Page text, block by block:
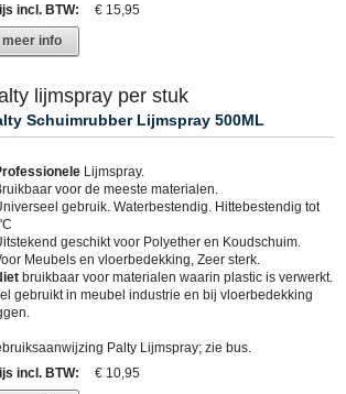
incl. BTW:
€ 15,95
meer info
lijmspray per stuk
Schuimrubber Lijmspray 500ML
Lijmspray.
voor de meeste materialen.
gebruik. Waterbestendig. Hittebestendig tot
geschikt voor Polyether en Koudschuim.
Meubels en vloerbedekking, Zeer sterk.
bruikbaar voor materialen waarin plastic is verwerkt.
gebruikt in meubel industrie en bij vloerbedekking
Palty Lijmspray; zie bus.
incl. BTW:
€ 10,95